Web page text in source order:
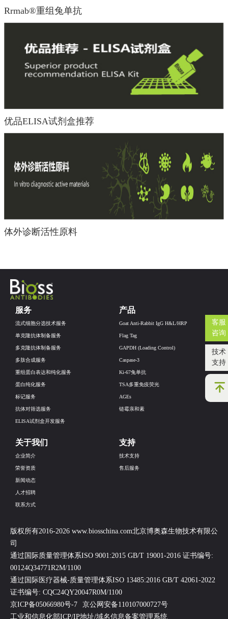
Rrmab®重组兔单抗
优品ELISA试剂盒推荐
体外诊断活性原料
客服
咨询
技术
支持
产品
Goat Anti-Rabbit IgG H&L/HRP
Flag Tag
GAPDH (Loading Control)
Caspase-3
Ki-67兔单抗
TSA多重免疫荧光
AGEs
链霉亲和素
服务
流式细胞分选技术服务
单克隆抗体制备服务
多克隆抗体制备服务
多肽合成服务
重组蛋白表达和纯化服务
蛋白纯化服务
标记服务
抗体对筛选服务
ELISA试剂盒开发服务
支持
技术支持
售后服务
关于我们
企业简介
荣誉资质
新闻动态
人才招聘
联系方式
版权所有2016-2026 www.biosschina.com北京博奥森生物技术有限公
司
通过国际质量管理体系ISO 9001:2015 GB/T 19001-2016 证书编号:
00124Q34771R2M/1100
通过国际医疗器械-质量管理体系ISO 13485:2016 GB/T 42061-2022
证书编号: CQC24QY20047R0M/1100
京ICP备05066980号-7
京公网安备110107000727号
工业和信息化部ICP/IP地址/域名信息备案管理系统